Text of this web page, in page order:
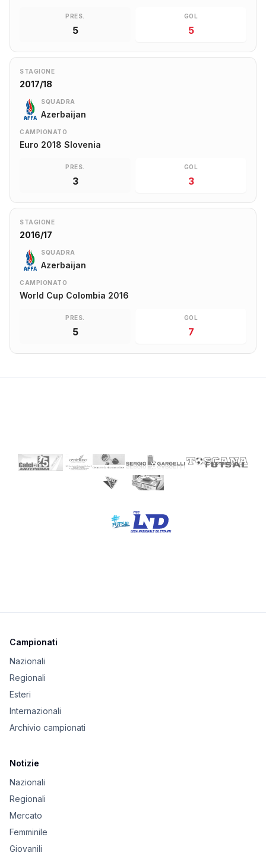
PRES.
5
GOL
5
STAGIONE
2017/18
SQUADRA
Azerbaijan
CAMPIONATO
Euro 2018 Slovenia
PRES.
3
GOL
3
STAGIONE
2016/17
SQUADRA
Azerbaijan
CAMPIONATO
World Cup Colombia 2016
PRES.
5
GOL
7
Campionati
Nazionali
Regionali
Esteri
Internazionali
Archivio campionati
Notizie
Nazionali
Regionali
Mercato
Femminile
Giovanili